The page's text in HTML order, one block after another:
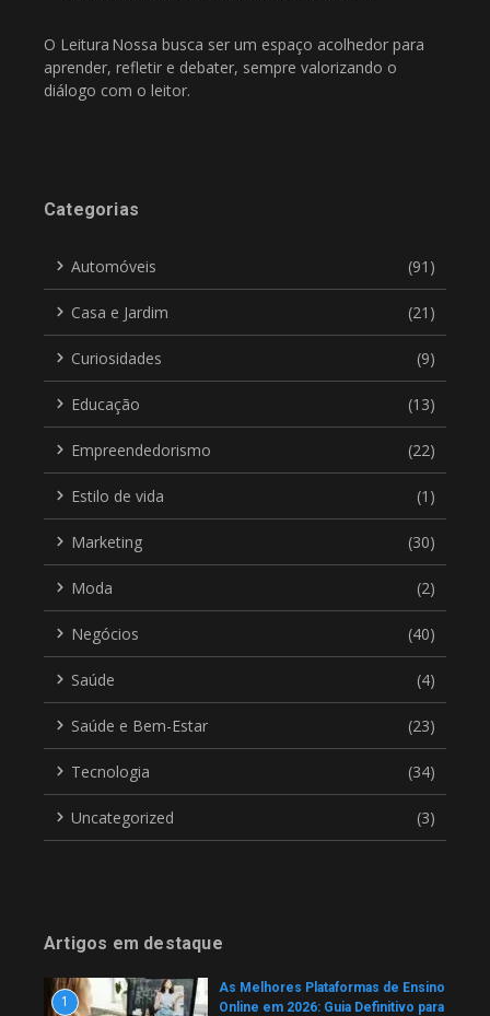
O Leitura Nossa busca ser um espaço acolhedor para
aprender, refletir e debater, sempre valorizando o
diálogo com o leitor.
Categorias
Automóveis (91)
Casa e Jardim (21)
Curiosidades (9)
Educação (13)
Empreendedorismo (22)
Estilo de vida (1)
Marketing (30)
Moda (2)
Negócios (40)
Saúde (4)
Saúde e Bem-Estar (23)
Tecnologia (34)
Uncategorized (3)
Artigos em destaque
1
As Melhores Plataformas de Ensino
Online em 2026: Guia Definitivo para